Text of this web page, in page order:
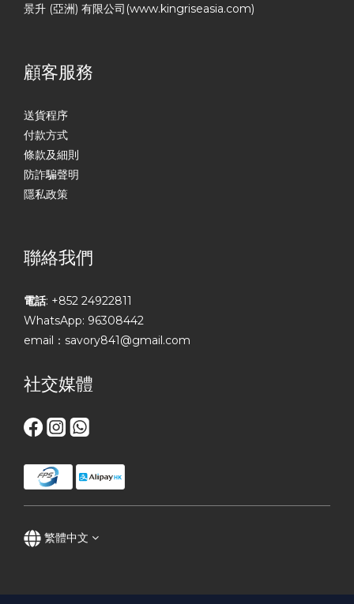
景升 (亞洲) 有限公司(www.kingriseasia.com)
顧客服務
送貨程序
付款方式
條款及細則
防詐騙聲明
隱私政策
聯絡我們
電話: +852 24922811
WhatsApp: 96308442
email：savory841@gmail.com
社交媒體
繁體中文